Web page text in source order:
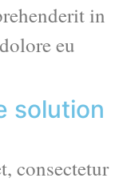
in
eu
solution
consectetur